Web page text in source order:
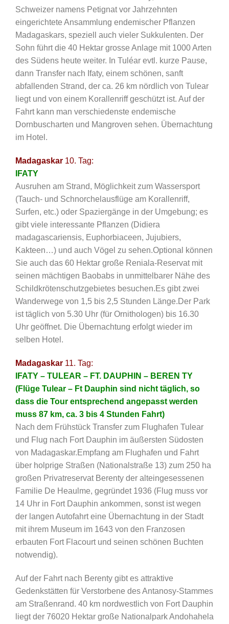
Schweizer namens Petignat vor Jahrzehnten
eingerichtete Ansammlung endemischer Pflanzen
Madagaskars, speziell auch vieler Sukkulenten. Der
Sohn führt die 40 Hektar grosse Anlage mit 1000 Arten
des Südens heute weiter. In Tuléar evtl. kurze Pause,
dann Transfer nach Ifaty, einem schönen, sanft
abfallenden Strand, der ca. 26 km nördlich von Tulear
liegt und von einem Korallenriff geschützt ist. Auf der
Fahrt kann man verschiedenste endemische
Dornbuscharten und Mangroven sehen. Übernachtung
im Hotel.
Madagaskar 10. Tag:
IFATY
Ausruhen am Strand, Möglichkeit zum Wassersport
(Tauch- und Schnorchelausflüge am Korallenriff,
Surfen, etc.) oder Spaziergänge in der Umgebung; es
gibt viele interessante Pflanzen (Didiera
madagascariensis, Euphorbiaceen, Jujubiers,
Kakteen…) und auch Vögel zu sehen.Optional können
Sie auch das 60 Hektar große Reniala-Reservat mit
seinen mächtigen Baobabs in unmittelbarer Nähe des
Schildkrötenschutzgebietes besuchen.Es gibt zwei
Wanderwege von 1,5 bis 2,5 Stunden Länge.Der Park
ist täglich von 5.30 Uhr (für Ornithologen) bis 16.30
Uhr geöffnet. Die Übernachtung erfolgt wieder im
selben Hotel.
Madagaskar 11. Tag:
IFATY – TULEAR – FT. DAUPHIN – BEREN TY
(Flüge Tulear – Ft Dauphin sind nicht täglich, so
dass die Tour entsprechend angepasst werden
muss 87 km, ca. 3 bis 4 Stunden Fahrt)
Nach dem Frühstück Transfer zum Flughafen Tulear
und Flug nach Fort Dauphin im äußersten Südosten
von Madagaskar.Empfang am Flughafen und Fahrt
über holprige Straßen (Nationalstraße 13) zum 250 ha
großen Privatreservat Berenty der alteingesessenen
Familie De Heaulme, gegründet 1936 (Flug muss vor
14 Uhr in Fort Dauphin ankommen, sonst ist wegen
der langen Autofahrt eine Übernachtung in der Stadt
mit ihrem Museum im 1643 von den Franzosen
erbauten Fort Flacourt und seinen schönen Buchten
notwendig).
Auf der Fahrt nach Berenty gibt es attraktive
Gedenkstätten für Verstorbene des Antanosy-Stammes
am Straßenrand. 40 km nordwestlich von Fort Dauphin
liegt der 76020 Hektar große Nationalpark Andohahela